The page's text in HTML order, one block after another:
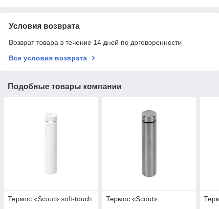
Условия возврата
Возврат товара в течение 14 дней по договоренности
Все условия возврата
Подобные товары компании
Термос «Scout» soft-touch Термос «Scout»